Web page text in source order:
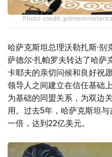
Photo credit: primeminister.kz
哈萨克斯坦总理沃勒扎斯·
萨德尔·扎帕罗夫转达了哈萨
卡耶夫的亲切问候和良好祝
领导人之间建立在信任基础
为基础的同盟关系，为双边
用。过去5年，哈萨克斯坦
一倍，达到22亿美元。